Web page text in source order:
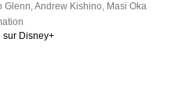
Glenn,Andrew Kishino, Masi Oka
sur Disney+